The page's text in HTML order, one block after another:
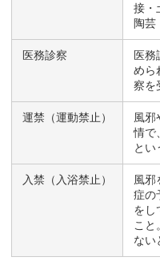
接・
陶芸
医務診察
医務
めら
察を
運禁（運動禁止）
風
情で
とい
入禁（入浴禁止）
風
症の
をし
こと
ない